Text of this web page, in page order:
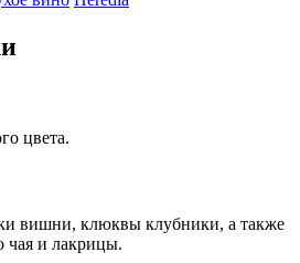
цвета.
вишни, клюквы клубники, а также
чая и лакрицы.